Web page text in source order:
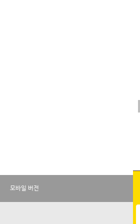
모바일 버전